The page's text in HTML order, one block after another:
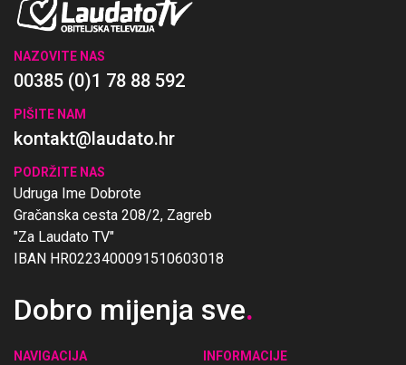
NAZOVITE NAS
00385 (0)1 78 88 592
PIŠITE NAM
kontakt@laudato.hr
PODRŽITE NAS
Udruga Ime Dobrote
Gračanska cesta 208/2, Zagreb
"Za Laudato TV"
IBAN HR0223400091510603018
Dobro mijenja sve.
NAVIGACIJA
INFORMACIJE